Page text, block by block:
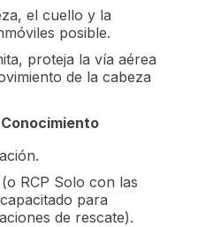
el cuello y la
posible.
proteja la vía aérea
de la cabeza
RCP Solo con las
para
de rescate).